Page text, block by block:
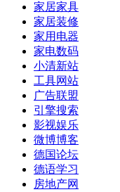
家居家具
家居装修
家用电器
家电数码
小清新站
工具网站
广告联盟
引擎搜索
影视娱乐
微博博客
德国论坛
德语学习
房地产网